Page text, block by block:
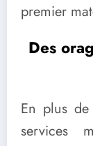
premier
Des
En plus de
services